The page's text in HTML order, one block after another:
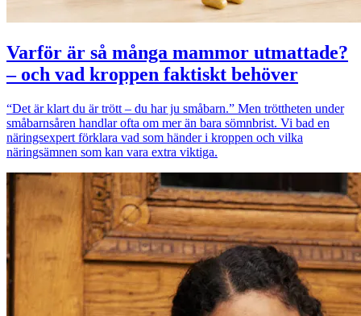
Varför är så många mammor utmattade?
– och vad kroppen faktiskt behöver
“Det är klart du är trött – du har ju småbarn.” Men tröttheten under
småbarnsåren handlar ofta om mer än bara sömnbrist. Vi bad en
näringsexpert förklara vad som händer i kroppen och vilka
näringsämnen som kan vara extra viktiga.